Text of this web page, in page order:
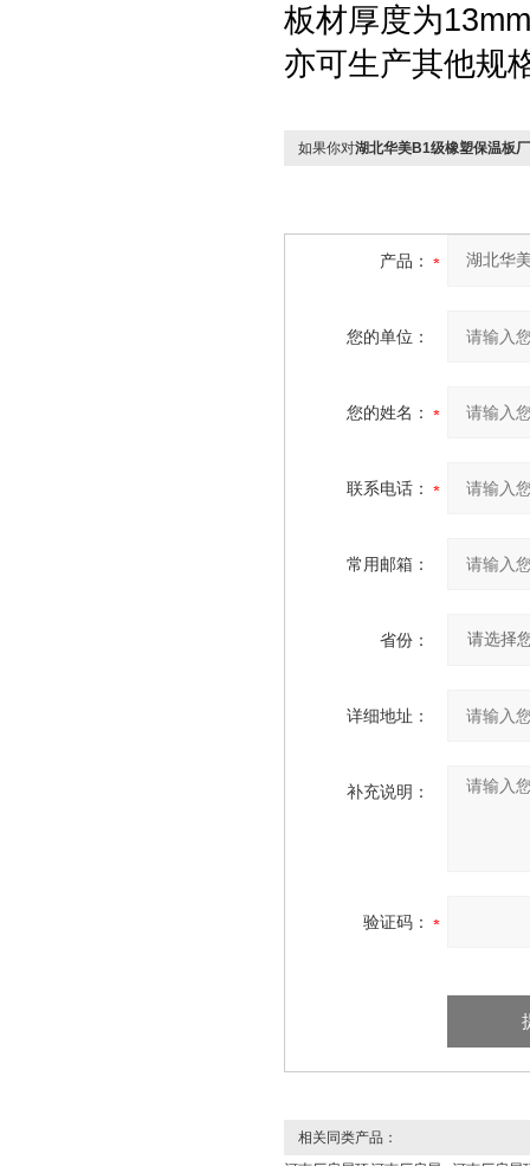
板材厚度为
亦可生产其他规
如果你对湖北华美B1级橡塑保温板
产品：
您的单位：
您的姓名：
联系电话：
常用邮箱：
省份：
详细地址：
补充说明：
验证码：
相关同类产品：